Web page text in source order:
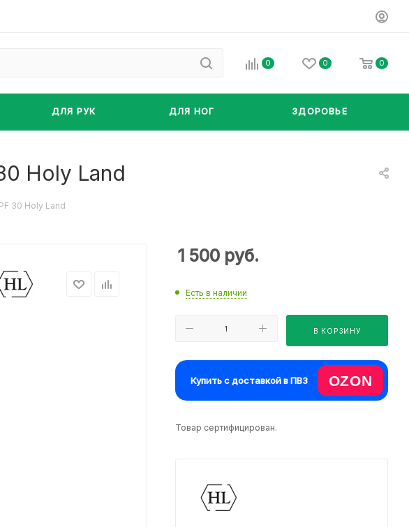
0 0 0
ДЛЯ РУК ДЛЯ НОГ ЗДОРОВЬЕ
Holy Land
30 Holy Land
1 500 руб.
Есть в наличии
В КОРЗИНУ
Купить с доставкой в ПВЗ OZON
Товар сертифицирован.